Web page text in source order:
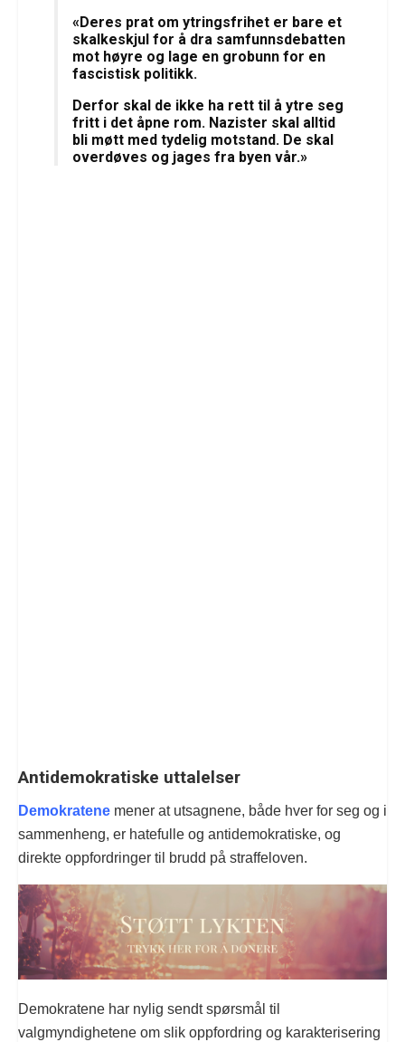
«Deres prat om ytringsfrihet er bare et
skalkeskjul for å dra samfunnsdebatten
mot høyre og lage en grobunn for en
fascistisk politikk.
Derfor skal de ikke ha rett til å ytre seg
fritt i det åpne rom. Nazister skal alltid
bli møtt med tydelig motstand. De skal
overdøves og jages fra byen vår.»
Antidemokratiske uttalelser
Demokratene mener at utsagnene, både hver for seg og i
sammenheng, er hatefulle og antidemokratiske, og
direkte oppfordringer til brudd på straffeloven.
Demokratene har nylig sendt spørsmål til
valgmyndighetene om slik oppfordring og karakterisering